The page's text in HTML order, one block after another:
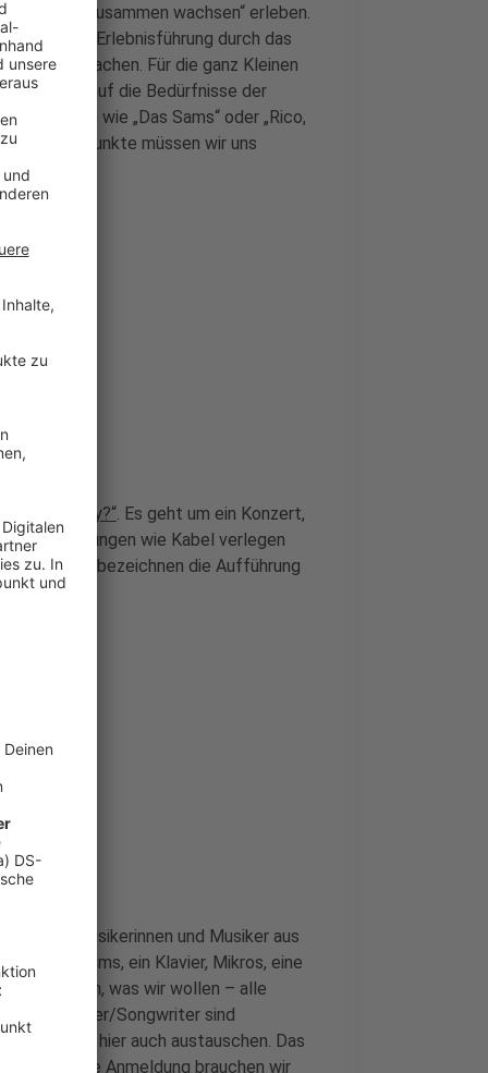
Thema „Zusammen wachsen“ erleben.
an einer Erlebnisführung durch das
mitzumachen. Für die ganz Kleinen
das extra auf die Bedürfnisse der
Filme wie „Das Sams“ oder „Rico,
müssen wir uns
you Ready?“. Es geht um ein Konzert,
Handlungen wie Kabel verlegen
selbst bezeichnen die Aufführung
können Musikerinnen und Musiker aus
es Drums, ein Klavier, Mikros, eine
wir spielen, was wir wollen – alle
hin zu Singer/Songwriter sind
wir uns hier auch austauschen. Das
eine Anmeldung brauchen wir